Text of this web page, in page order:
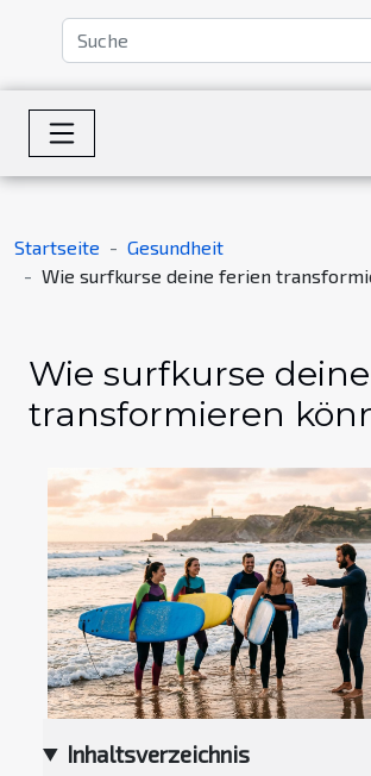
Startseite
Gesundheit
Wie surfkurse deine ferien
Wie surfkurse
transformieren
Inhaltsverzeichnis